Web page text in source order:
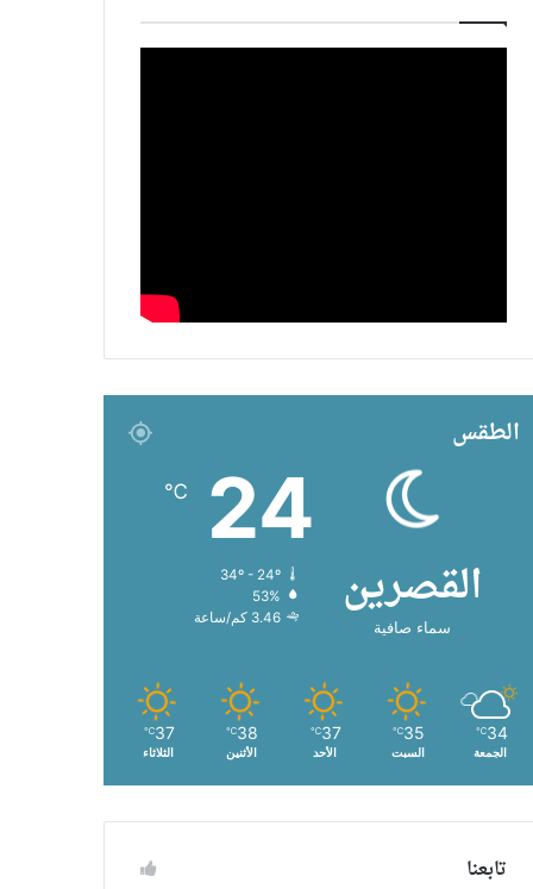
الطقس
القصرين
سماء صافية
24
℃
34º - 24º
53%
3.46 كم/ساعة
34
℃
الجمعة
35
℃
السبت
37
℃
الأحد
38
℃
الأثنين
37
℃
الثلاثاء
تابعنا